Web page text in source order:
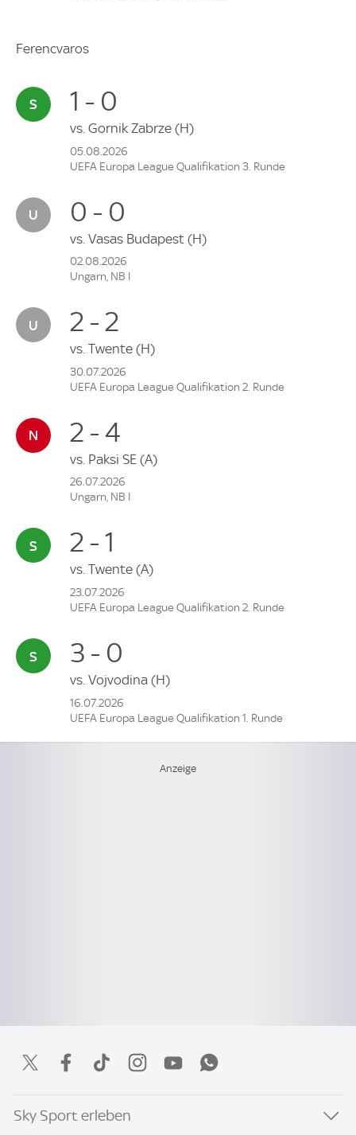
Ferencvaros
1 - 0
vs. Gornik Zabrze (H)
05.08.2026
UEFA Europa League Qualifikation 3. Runde
0 - 0
vs. Vasas Budapest (H)
02.08.2026
Ungarn, NB I
2 - 2
vs. Twente (H)
30.07.2026
UEFA Europa League Qualifikation 2. Runde
2 - 4
vs. Paksi SE (A)
26.07.2026
Ungarn, NB I
2 - 1
vs. Twente (A)
23.07.2026
UEFA Europa League Qualifikation 2. Runde
3 - 0
vs. Vojvodina (H)
16.07.2026
UEFA Europa League Qualifikation 1. Runde
Sky Sport erleben